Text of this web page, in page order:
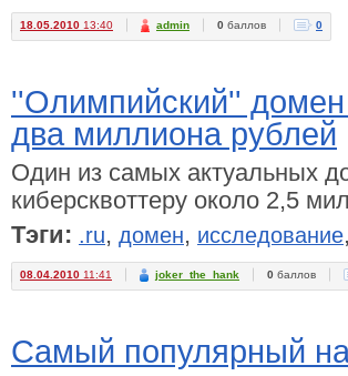
18.05.2010 13:40 admin 0 баллов 0
''Олимпийский''
два миллиона рублей
Один из самых актуальных
киберсквоттеру около 2,5
Тэги: .ru, домен, исследование,
08.04.2010 11:41 joker_the_hank 0 баллов
Самый популярный